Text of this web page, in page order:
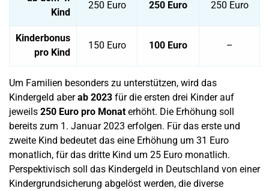
Kind
250 Euro 250 Euro 250 Euro
Kinderbonus
pro Kind
150 Euro 100 Euro –
Um Familien besonders zu unterstützen, wird das
Kindergeld aberab 2023 für die ersten drei Kinder auf
jeweils 250 Euro pro Monaterhöht. Die Erhöhung soll
bereits zum 1. Januar 2023 erfolgen. Für das erste und
zweite Kind bedeutet das eine Erhöhung um 31 Euro
monatlich, für das dritte Kind um 25 Euro monatlich.
Perspektivisch soll das Kindergeld in Deutschland von einer
Kindergrundsicherung abgelöst werden, die diverse